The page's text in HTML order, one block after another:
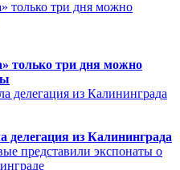
только три дня можно
из Калининграда